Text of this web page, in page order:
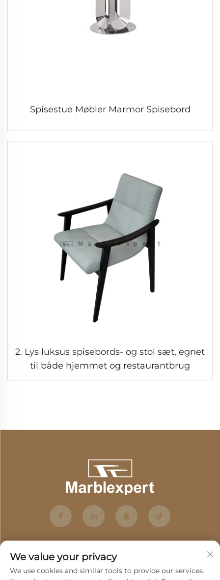
Spisestue Møbler Marmor Spisebord
2. Lys luksus spisebords- og stol sæt, egnet
til både hjemmet og restaurantbrug
We value your privacy
We use cookies and similar tools to provide our services.